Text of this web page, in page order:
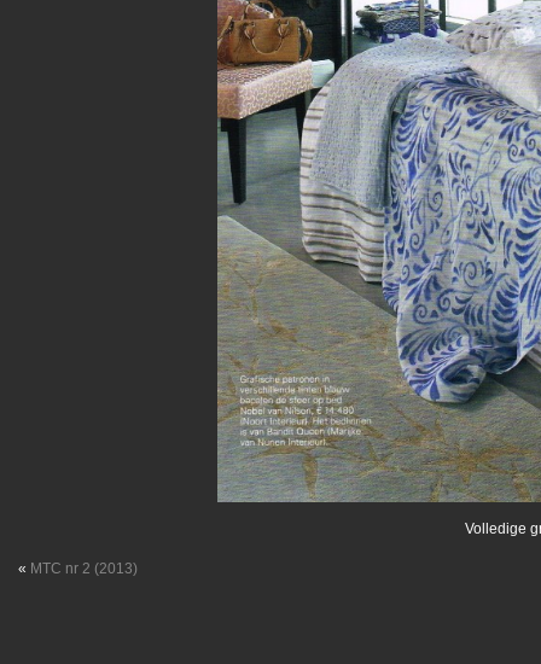
Volledige
« MTC nr 2 (2013)